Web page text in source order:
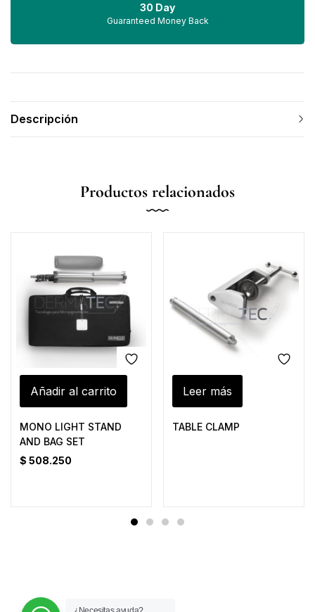
30 Day
Guaranteed Money Back
Descripción
Productos relacionados
Añadir al carrito
MONO LIGHT STAND
AND BAG SET
$ 508.250
Leer más
TABLE CLAMP